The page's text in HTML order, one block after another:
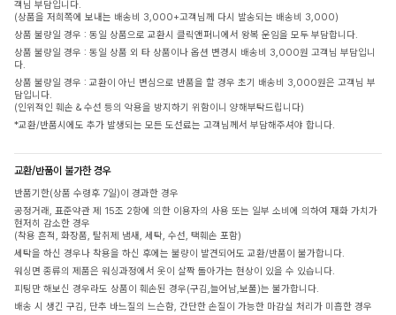
객님 부담입니다.
(상품을 저희쪽에 보내는 배송비 3,000+고객님께 다시 발송되는 배송비 3,000)
상품 불량일 경우 : 동일 상품으로 교환시 클릭앤퍼니에서 왕복 운임을 모두 부담합니다.
상품 불량일 경우 : 동일 상품 외 타 상품이나 옵션 변경시 배송비 3,000원 고객님 부담입니
다.
상품 불량일 경우 : 교환이 아닌 변심으로 반품을 할 경우 초기 배송비 3,000원은 고객님 부
담입니다.
(인위적인 훼손 & 수선 등의 악용을 방지하기 위함이니 양해부탁드립니다)
*교환/반품시에도 추가 발생되는 모든 도선료는 고객님께서 부담해주셔야 합니다.
교환/반품이 불가한 경우
반품기한(상품 수령후 7일)이 경과한 경우
공정거래, 표준약관 제 15조 2항에 의한 이용자의 사용 또는 일부 소비에 의하여 재화 가치가
현저히 감소한 경우
(착용 흔적, 화장품, 탈취제 냄새, 세탁, 수선, 택훼손 포함)
세탁을 하신 경우나 착용을 하신 후에는 불량이 발견되어도 교환/반품이 불가합니다.
워싱면 종류의 제품은 워싱과정에서 옷이 살짝 돌아가는 현상이 있을 수 있습니다.
피팅만 해보신 경우라도 상품이 훼손된 경우(구김,늘어남,보풀)는 불가합니다.
배송 시 생긴 구김, 단추 바느질의 느슨함, 간단한 손질이 가능한 마감실 처리가 미흡한 경우